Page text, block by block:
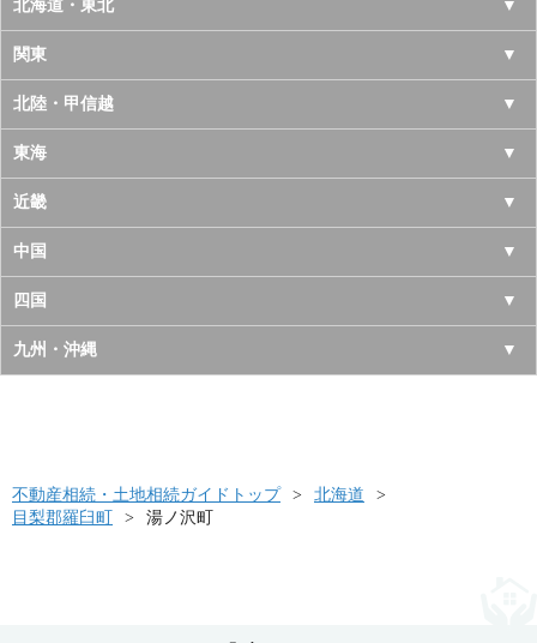
北海道・東北
北海道
青森県
岩手県
宮城県
秋田県
山形県
福島県
関東
東京都
神奈川県
千葉県
埼玉県
茨城県
栃木県
北陸・甲信越
山梨県
長野県
新潟県
富山県
石川県
東海
愛知県
岐阜県
三重県
静岡県
近畿
大阪府
京都府
兵庫県
和歌山県
中国
鳥取県
島根県
山口県
四国
徳島県
高知県
九州・沖縄
長崎県
不動産相続・土地相続ガイドトップ
北海道
目梨郡羅臼町
湯ノ沢町